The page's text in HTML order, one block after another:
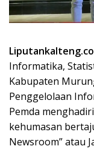
Informatika,
Kabupaten
Penggelolaan
Pemda
kehumasan
Newsroom” atau